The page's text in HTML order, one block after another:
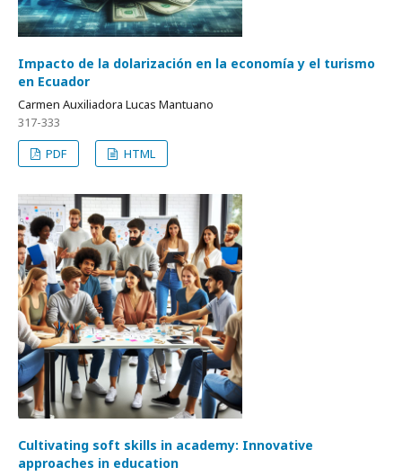
Impacto de la dolarización en la economía y el turismo
en Ecuador
Carmen Auxiliadora Lucas Mantuano
317-333
PDF
HTML
Cultivating soft skills in academy: Innovative
approaches in education